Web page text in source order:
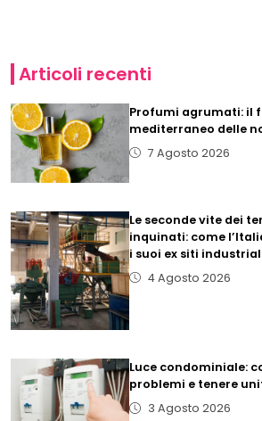
Articoli recenti
Profumi agrumati: il
mediterraneo delle
7 Agosto 2026
Le seconde vite dei
inquinati: come
i suoi ex siti
4 Agosto 2026
Luce condominiale:
problemi e tenere
3 Agosto 2026